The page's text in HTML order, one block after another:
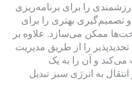
را برای برنامه‌ریزی
تصمیم‌گیری بهتری را برای
ممکن می‌سازد. علاوه بر
تجدیدپذیر را از طریق مدیریت
می‌کند و آن را به یک
به انرژی سبز تبدیل